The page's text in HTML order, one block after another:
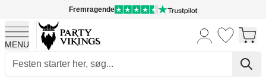
Fremragende
MENU